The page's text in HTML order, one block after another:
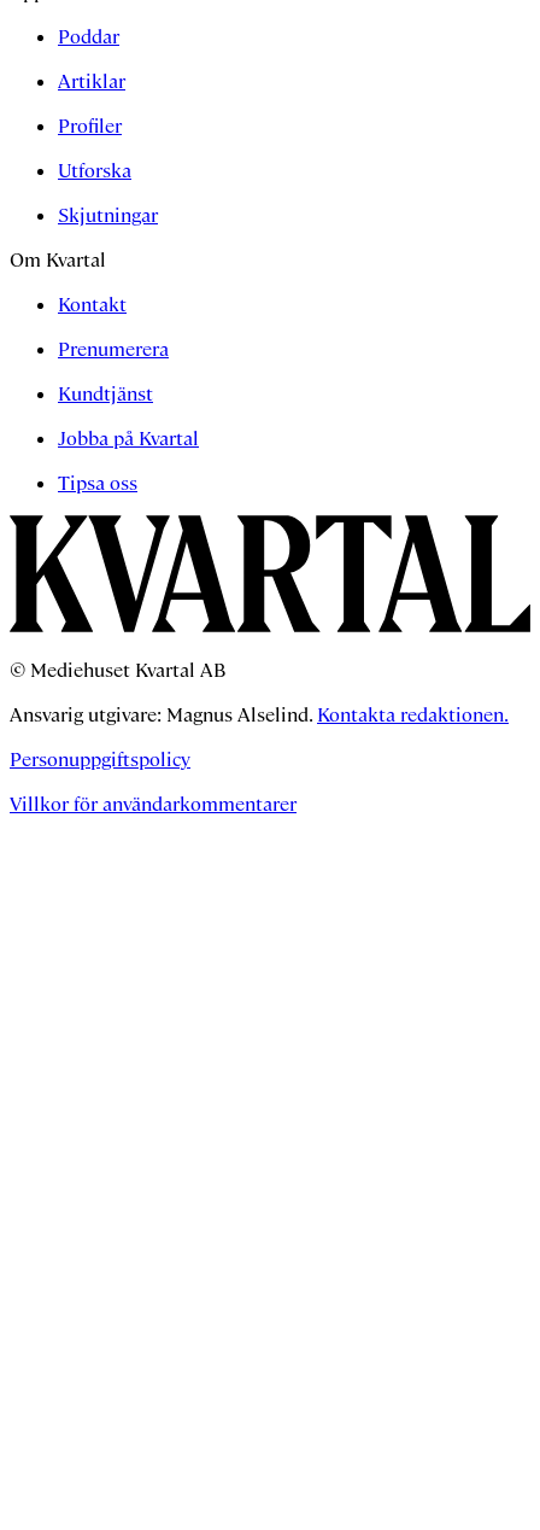
Poddar
Artiklar
Profiler
Utforska
Skjutningar
Om Kvartal
Kontakt
Prenumerera
Kundtjänst
Jobba på Kvartal
Tipsa oss
© Mediehuset Kvartal AB
Ansvarig utgivare: Magnus Alselind. Kontakta redaktionen.
Personuppgiftspolicy
Villkor för användarkommentarer